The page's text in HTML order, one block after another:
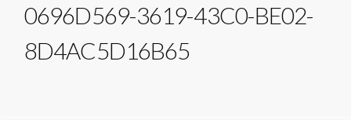
0696D569-3619-43C0-BE02-
8D4AC5D16B65